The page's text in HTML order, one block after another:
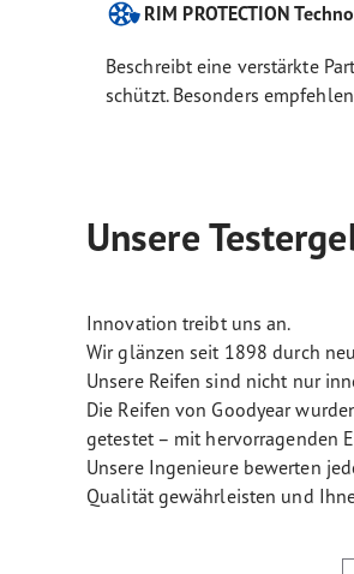
RIM PROTECTION
Beschreibt eine verstärkte
schützt. Besonders
Unsere
Innovation treibt uns an.
Wir glänzen seit 1898 durch
Unsere Reifen sind nicht nur
Die Reifen von Goodyear
getestet – mit hervorragenden
Unsere Ingenieure bewerten
Qualität gewährleisten und